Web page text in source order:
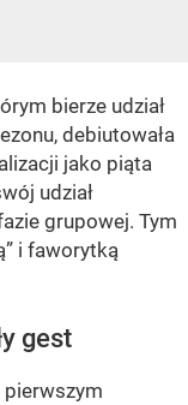
bierze udział
debiutowała
jako piąta
udział
grupowej. Tym
i faworytką
gest
pierwszym